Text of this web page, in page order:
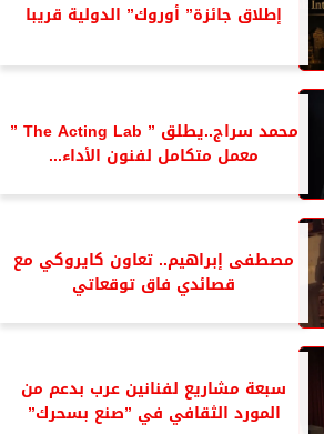
إطلاق جائزة” أوروك” الدولية قريبا
محمد سراج..يطلق ” The Acting Lab ”
معمل متكامل لفنون الأداء...
مصطفى إبراهيم.. تعاون كايروكي مع
قصائدي فاق توقعاتي
سبعة مشاريع لفنانين عرب بدعم من
المورد الثقافي في ”صنع بسحرك”